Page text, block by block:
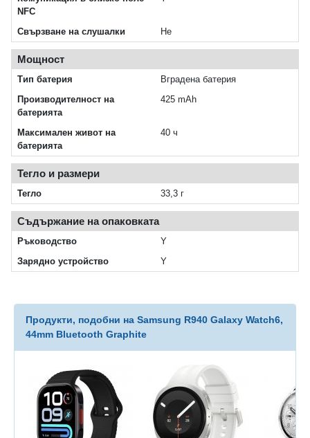
NFC
Свързване на слушалки Не
Мощност
Тип батерия
Вградена батерия
Производителност на
батерията
425 mAh
Максимален живот на
батерията
40 ч
Тегло и размери
Тегло 33,3 г
Съдържание на опаковката
Ръководство
Y
Зарядно устройство
Y
Продукти, подобни на Samsung R940 Galaxy Watch6,
44mm Bluetooth Graphite